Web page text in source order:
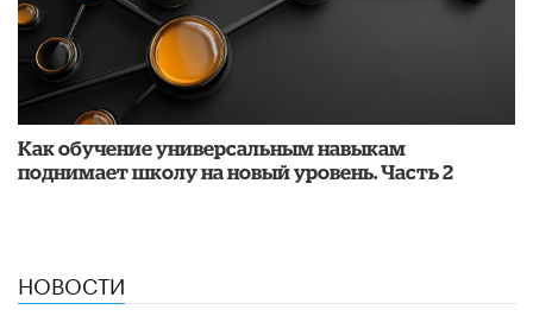
​Как обучение универсальным навыкам
поднимает школу на новый уровень. Часть 2
НОВОСТИ